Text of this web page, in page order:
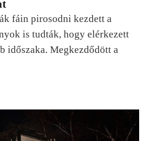
fáin pirosodni kezdett a
is tudták, hogy elérkezett
időszaka. Megkezdődött a